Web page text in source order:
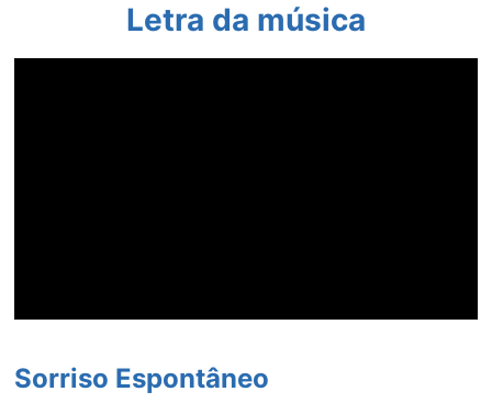
Letra da música
Sorriso Espontâneo